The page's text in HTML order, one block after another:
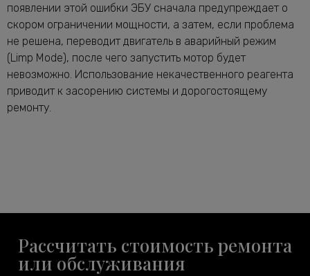
появлении этой ошибки ЭБУ сначала предупреждает о
скором ограничении мощности, а затем, если проблема
не решена, переводит двигатель в аварийный режим
(Limp Mode), после чего запустить мотор будет
невозможно. Использование некачественного реагента
приводит к засорению системы и дорогостоящему
ремонту.
Рассчитать стоимость ремонта
или обслуживания